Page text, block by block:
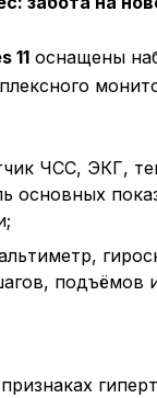
11 оснащены
ЧСС, ЭКГ,
основных
подъёмов